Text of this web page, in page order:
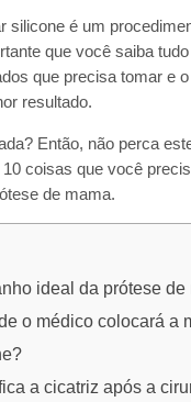
silicone é um
que você saiba
que precisa tomar e
resultado.
Então, não perca
coisas que você
de mama.
ideal da prótese de
o médico colocará a
a cicatriz após a